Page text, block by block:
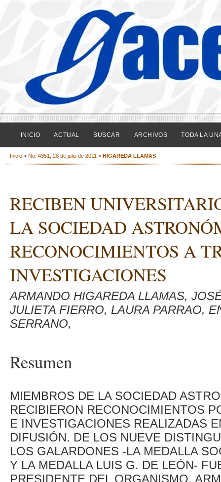
INICIO ACTUAL BUSCAR ARCHIVOS TODA LA
Inicio > No. 4351, 28 de julio de 2011 > HIGAREDA LLAMAS
RECIBEN
LA SOCIEDAD
RECONOCIMIENTOS A
INVESTIGACIONES
ARMANDO HIGAREDA LLAMAS,
JULIETA FIERRO, LAURA PARRAO,
SERRANO,
Resumen
MIEMBROS DE LA SOCIEDAD
RECIBIERON RECONOCIMIENTOS
E INVESTIGACIONES REALIZADAS
DIFUSIÓN. DE LOS NUEVE
LOS GALARDONES -LA MEDALLA
Y LA MEDALLA LUIS G. DE LEÓN-
PRESIDENTE DEL ORGANISMO,